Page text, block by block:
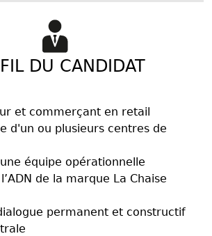
DU CANDIDAT
et commerçant en retail
d'un ou plusieurs centres de
équipe opérationnelle
de la marque La Chaise
permanent et constructif